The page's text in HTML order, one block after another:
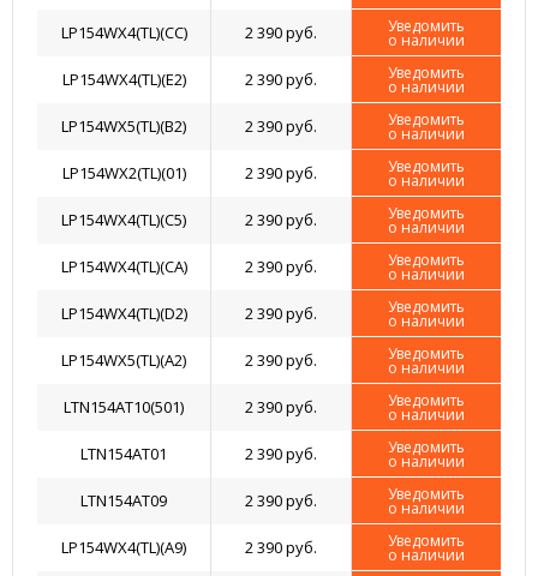
LP154WX4(TL)(CС) 2 390 руб. Уведомить
о наличии
LP154WX4(TL)(E2) 2 390 руб. Уведомить
о наличии
LP154WX5(TL)(B2) 2 390 руб. Уведомить
о наличии
LP154WX2(TL)(01) 2 390 руб. Уведомить
о наличии
LP154WX4(TL)(C5) 2 390 руб. Уведомить
о наличии
LP154WX4(TL)(CA) 2 390 руб. Уведомить
о наличии
LP154WX4(TL)(D2) 2 390 руб. Уведомить
о наличии
LP154WX5(TL)(A2) 2 390 руб. Уведомить
о наличии
LTN154AT10(501) 2 390 руб. Уведомить
о наличии
LTN154AT01 2 390 руб. Уведомить
о наличии
LTN154AT09 2 390 руб. Уведомить
о наличии
LP154WX4(TL)(A9) 2 390 руб. Уведомить
о наличии